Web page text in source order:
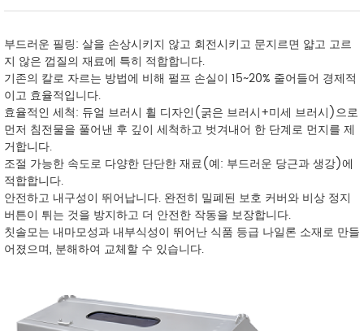
부드러운 필링: 살을 손상시키지 않고 회전시키고 문지르면 얇고 고르
지 않은 껍질의 재료에 특히 적합합니다.
기존의 칼로 자르는 방법에 비해 펄프 손실이 15~20% 줄어들어 경제적
이고 효율적입니다.
효율적인 세척: 듀얼 브러시 휠 디자인(굵은 브러시+미세 브러시)으로
먼저 침전물을 풀어낸 후 깊이 세척하고 벗겨내어 한 단계로 먼지를 제
거합니다.
조절 가능한 속도로 다양한 단단한 재료(예: 부드러운 당근과 생강)에
적합합니다.
안전하고 내구성이 뛰어납니다. 완전히 밀폐된 보호 커버와 비상 정지
버튼이 튀는 것을 방지하고 더 안전한 작동을 보장합니다.
칫솔모는 내마모성과 내부식성이 뛰어난 식품 등급 나일론 소재로 만들
어졌으며, 분해하여 교체할 수 있습니다.